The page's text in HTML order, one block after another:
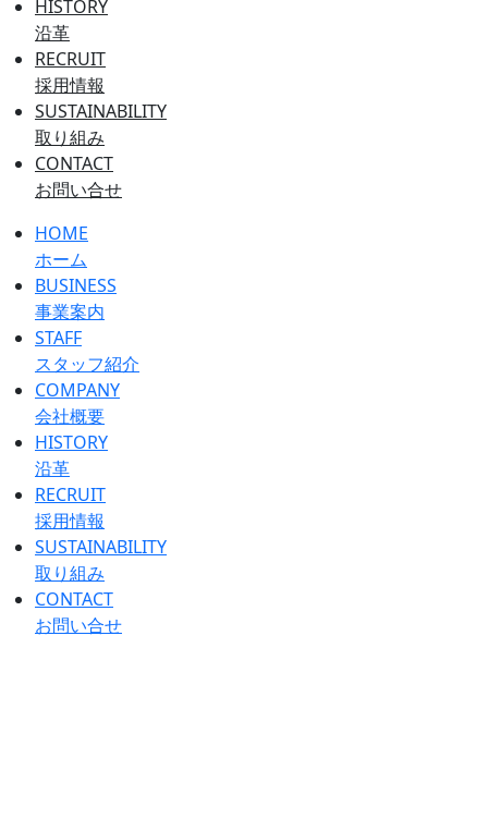
HISTORY
沿革
RECRUIT
採用情報
SUSTAINABILITY
取り組み
CONTACT
お問い合せ
HOME
ホーム
BUSINESS
事業案内
STAFF
スタッフ紹介
COMPANY
会社概要
HISTORY
沿革
RECRUIT
採用情報
SUSTAINABILITY
取り組み
CONTACT
お問い合せ